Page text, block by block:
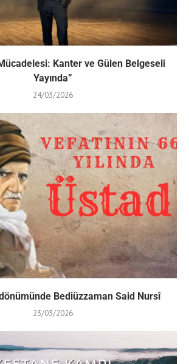
Kanter ve Gülen Belgeseli
Yayında”
24/03/2026
Bediüzzaman Said Nursî
23/03/2026